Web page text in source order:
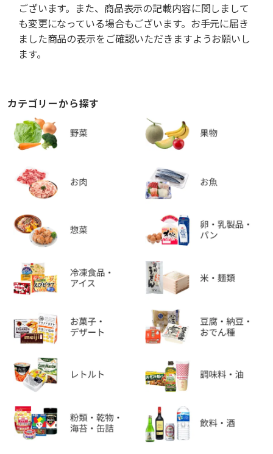
ございます。また、商品表示の記載内容に関しまして
も変更になっている場合もございます。お手元に届き
ました商品の表示をご確認いただきますようお願いし
ます。
カテゴリーから探す